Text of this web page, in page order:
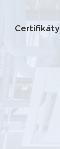
Certifikáty